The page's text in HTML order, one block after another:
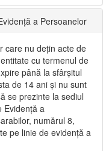
a Persoanelor
care nu dețin acte de
cu termenul de
până la sfârșitul
de 14 ani și nu sunt
se prezinte la sediul
Evidență a
numărul 8,
pe linie de evidență a